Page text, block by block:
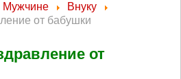
Мужчине
Внуку
от бабушки
от